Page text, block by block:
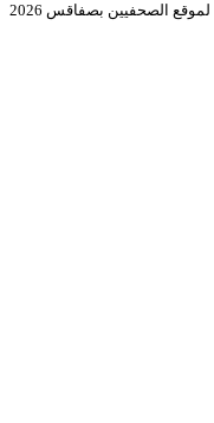
الصحفيين بصفاقس 2026